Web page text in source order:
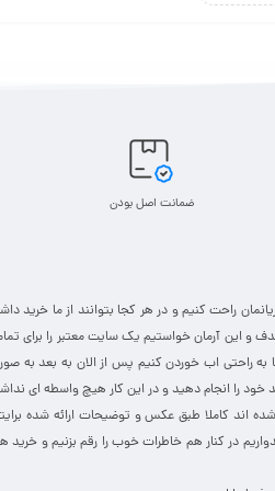
با وارامد همراه باشید.
خشک کردن و یا حالت دادن به مو از ان استفاده
های صنعتی آن برای انجام خدمات ماشینی بیشتر
ضمانت اصل بودن
راحت کنیم و در هر کجا بتوانند از ما خرید
و این آرمان خواستیم یک سایت معتبر را برای
به راحتی اب خوردن کنیم پس از الان به بعد به
خود را انجام دهید و در این کار هیچ واسطه ای
اند کاملا طبق عکس و توضیحات ارائه شده
در کنار هم خاطرات خوب را رقم بزنیم و خرید